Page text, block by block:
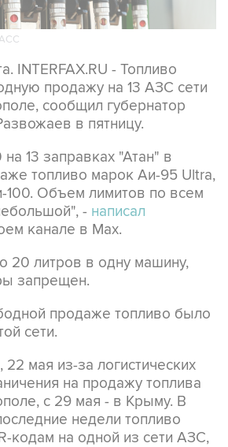
INTERFAX.RU - Топливо
продажу на 13 АЗС сети
сообщил губернатор
в пятницу.
13 заправках "Атан" в
топливо марок Аи-95 Ultra,
Объем лимитов по всем
- написал
канале в Max.
20 литров в одну машину,
запрещен.
продаже топливо было
сети.
мая из-за логистических
на продажу топлива
с 29 мая - в Крыму. В
недели топливо
кодам на одной из сети АЗС,